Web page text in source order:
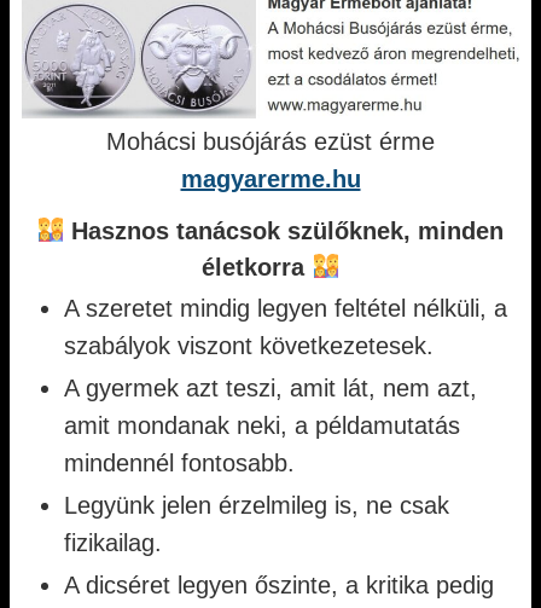
Mohácsi busójárás ezüst érme
magyarerme.hu
Hasznos tanácsok szülőknek, minden
életkorra
A szeretet mindig legyen feltétel nélküli, a
szabályok viszont következetesek.
A gyermek azt teszi, amit lát, nem azt,
amit mondanak neki, a példamutatás
mindennél fontosabb.
Legyünk jelen érzelmileg is, ne csak
fizikailag.
A dicséret legyen őszinte, a kritika pedig